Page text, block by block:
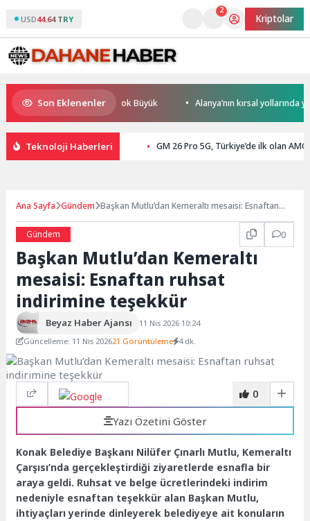
USD44.64 TRY
2
Kriptolar
Son Eklenenler
Rekabet Potansiyeli Çok Büyük Alanya’nın kırsal yollarında
Teknoloji Haberleri GM 26 Pro 5G, Türkiye’de ilk olan
Ana Sayfa Gündem Başkan Mutlu’dan Kemeraltı mesaisi: Esnaftan
Gündem
0
Başkan Mutlu’dan Kemeraltı
mesaisi: Esnaftan ruhsat
indirimine teşekkür
Beyaz Haber Ajansı
11 Nis 2026 10:24
Güncelleme: 11 Nis 202621 Görüntüleme 4 dk.
0
Yazı Özetini Göster
Konak Belediye Başkanı Nilüfer Çınarlı Mutlu, Kemeraltı
Çarşısı’nda gerçekleştirdiği ziyaretlerde esnafla bir
araya geldi. Ruhsat ve belge ücretlerindeki indirim
nedeniyle esnaftan teşekkür alan Başkan Mutlu,
ihtiyaçları yerinde dinleyerek belediyeye ait konuların